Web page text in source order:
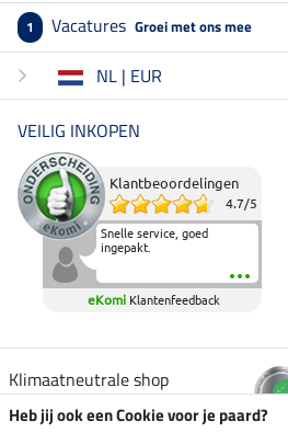
1 Vacatures Groei met ons mee
NL | EUR
VEILIG INKOPEN
Klantbeoordelingen
4.7/5
Snelle service, goed
ingepakt.
eKomi Klantenfeedback
Klimaatneutrale shop
Heb jij ook een Cookie voor je paard?